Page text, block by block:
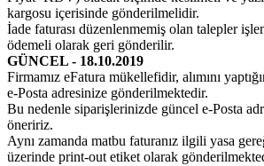
kargosu içerisinde gönderilmelidir.
İade faturası düzenlenmemiş olan talepler
ödemeli olarak geri gönderilir.
GÜNCEL - 18.10.2019
Firmamız eFatura mükellefidir, alımını
e-Posta adresinize gönderilmektedir.
Bu nedenle siparişlerinizde güncel e-Posta
öneririz.
Aynı zamanda matbu faturanız ilgili yasa
üzerinde print-out etiket olarak